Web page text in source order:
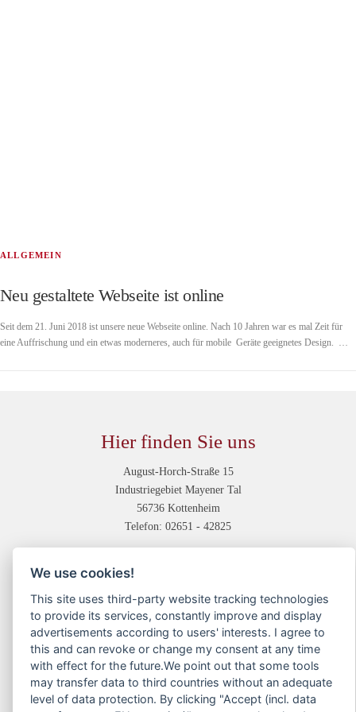
ALLGEMEIN
Neu gestaltete Webseite ist online
Seit dem 21. Juni 2018 ist unsere neue Webseite online. Nach 10 Jahren war es mal Zeit für
eine Auffrischung und ein etwas moderneres, auch für mobile Geräte geeignetes Design. …
Hier finden Sie uns
August-Horch-Straße 15
Industriegebiet Mayener Tal
56736 Kottenheim
Telefon: 02651 - 42825
Digitaldruck
Offsetdruck
Weiterverarbeitung
Service
Kontakt
We use cookies!
This site uses third-party website tracking technologies
to provide its services, constantly improve and display
advertisements according to users' interests. I agree to
this and can revoke or change my consent at any time
with effect for the future.We point out that some tools
may transfer data to third countries without an adequate
level of data protection. By clicking "Accept (incl. data